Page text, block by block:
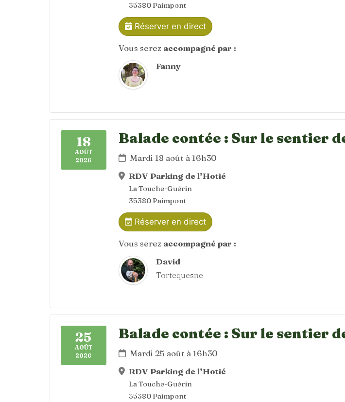
35380 Paimpont
Réserver en direct
Vous serez accompagné par :
Fanny
18
AOÛT
2026
Balade contée : Sur le sentier
Mardi 18 août à 16h30
RDV Parking de l’Hotié
La Touche-Guérin
35380 Paimpont
Réserver en direct
Vous serez accompagné par :
David
Tortequesne
25
AOÛT
2026
Balade contée : Sur le sentier
Mardi 25 août à 16h30
RDV Parking de l’Hotié
La Touche-Guérin
35380 Paimpont